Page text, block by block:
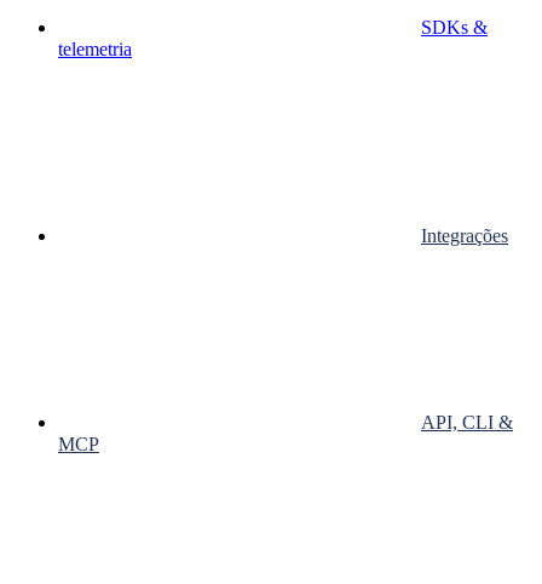
SDKs &
telemetria
Integrações
API, CLI &
MCP